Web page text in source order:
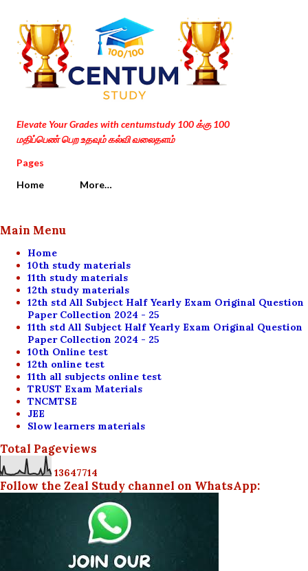
Skip to main content
Elevate Your Grades with centumstudy 100 க்கு 100
மதிப்பெண் பெற உதவும் கல்வி வலைதளம்
Pages
Home
More…
Main Menu
Home
10th study materials
11th study materials
12th study materials
12th std All Subject Half Yearly Exam Original Question
Paper Collection 2024 - 25
11th std All Subject Half Yearly Exam Original Question
Paper Collection 2024 - 25
10th Online test
12th online test
11th all subjects online test
TRUST Exam Materials
TNCMTSE
JEE
Slow learners materials
Total Pageviews
13647714
Follow the Zeal Study channel on WhatsApp: